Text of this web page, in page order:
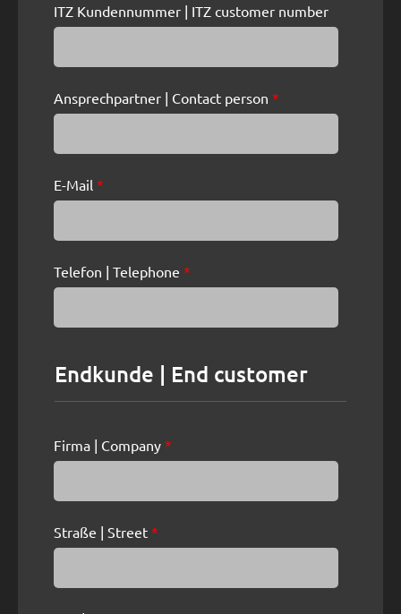
ITZ Kundennummer | ITZ customer number
Ansprechpartner | Contact person *
E-Mail *
Telefon | Telephone *
Endkunde | End customer
Firma | Company *
Straße | Street *